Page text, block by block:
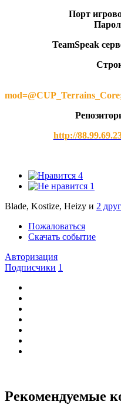
Порт
TeamSpeak
http://
4
1
Blade, Kostize, Heizy и 2
Пожаловаться
Скачать событие
Авторизация
Подписчики 1
Рекомендуемые